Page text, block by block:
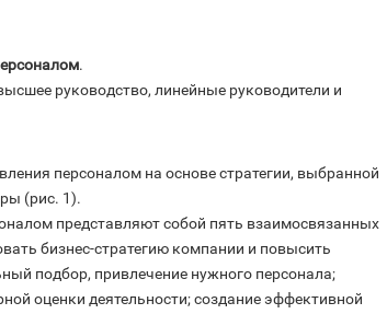
.
руководство, линейные руководители и
персоналом на основе стратегии, выбранной
(рис. 1).
представляют собой пять взаимосвязанных
бизнес-стратегию компании и повысить
подбор, привлечение нужного персонала;
оценки деятельности; создание эффективной